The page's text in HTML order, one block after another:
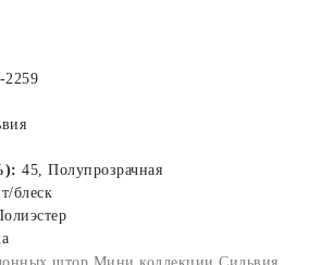
2259
45, Полупрозрачная
блеск